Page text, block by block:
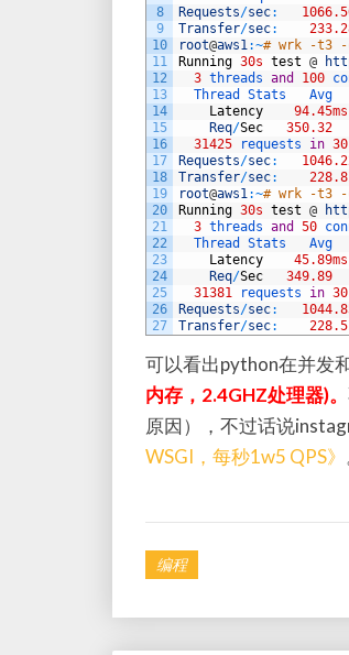
8
9
10
11
12
13
14
15
16
17
18
19
20
21
22
23
24
25
26
27
Requests/sec:
Transfer/sec:
root@aws1 :~# wrk -t3
Running 30s test @
3 threads and 100
Thread Stats
Latency
94.45ms
Req/Sec 350.32
31425
requests in
Requests/sec:
Transfer/sec:
root@aws1 :~# wrk -t3
Running 30s test @
3 threads and 50
Thread Stats
Latency
45.89ms
Req/Sec 349.89
31381
requests in
Requests/sec:
Transfer/sec:
可以看出python在并发
内存，2.4GHZ处理器)。
原因），不过话说
WSGI，每秒1w5 QPS》
编程